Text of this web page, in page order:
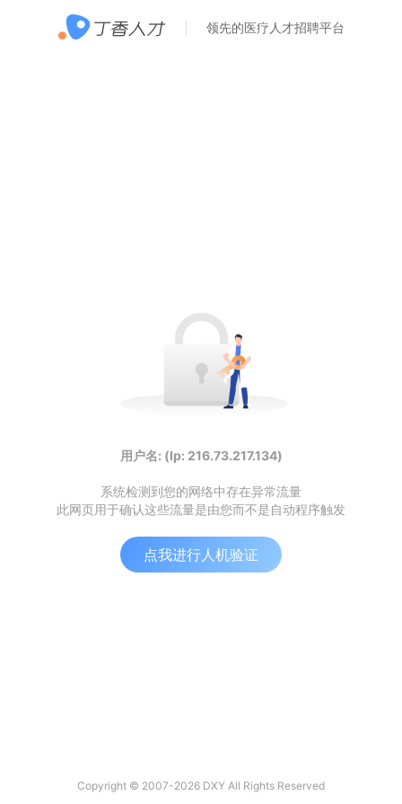
领先的医疗人才招聘平台
用户名: (Ip: 216.73.217.134)
系统检测到您的网络中存在异常流量
此网页用于确认这些流量是由您而不是自动程序触发
点我进行人机验证
Copyright © 2007-2026 DXY All Rights Reserved